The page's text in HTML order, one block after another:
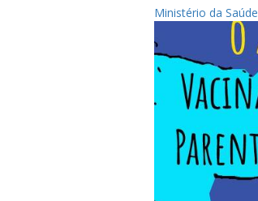
Ministério da